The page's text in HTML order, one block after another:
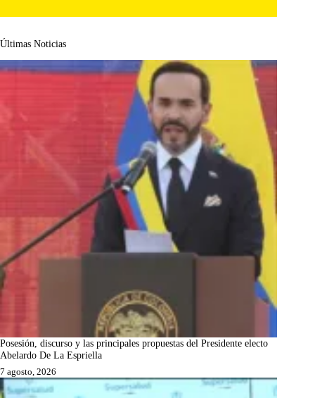
Últimas Noticias
Posesión, discurso y las principales propuestas del Presidente electo
Abelardo De La Espriella
7 agosto, 2026